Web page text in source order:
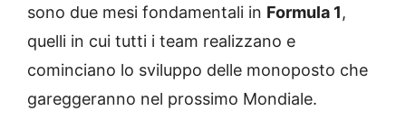
sono due mesi fondamentali in Formula 1,
quelli in cui tutti i team realizzano e
cominciano lo sviluppo delle monoposto che
gareggeranno nel prossimo Mondiale.